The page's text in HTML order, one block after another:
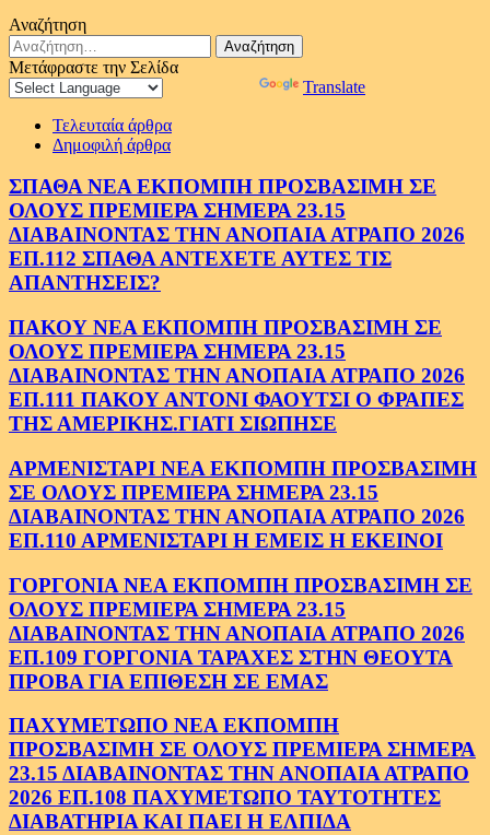
Αναζήτηση
Αναζήτηση
για:
Μετάφραστε την Σελίδα
Translate
Τελευταία άρθρα
Δημοφιλή άρθρα
ΣΠΑΘΑ ΝΕΑ ΕΚΠΟΜΠΗ ΠΡΟΣΒΑΣΙΜΗ ΣΕ
ΟΛΟΥΣ ΠΡΕΜΙΕΡΑ ΣΗΜΕΡΑ 23.15
ΔΙΑΒΑΙΝΟΝΤΑΣ ΤΗΝ ΑΝΟΠΑΙΑ ΑΤΡΑΠΟ 2026
ΕΠ.112 ΣΠΑΘΑ ΑΝΤΕΧΕΤΕ ΑΥΤΕΣ ΤΙΣ
ΑΠΑΝΤΗΣΕΙΣ?
ΠΑΚΟΥ ΝΕΑ ΕΚΠΟΜΠΗ ΠΡΟΣΒΑΣΙΜΗ ΣΕ
ΟΛΟΥΣ ΠΡΕΜΙΕΡΑ ΣΗΜΕΡΑ 23.15
ΔΙΑΒΑΙΝΟΝΤΑΣ ΤΗΝ ΑΝΟΠΑΙΑ ΑΤΡΑΠΟ 2026
ΕΠ.111 ΠΑΚΟΥ ΑΝΤΟΝΙ ΦΑΟΥΤΣΙ Ο ΦΡΑΠΕΣ
ΤΗΣ ΑΜΕΡΙΚΗΣ.ΓΙΑΤΙ ΣΙΩΠΗΣΕ
ΑΡΜΕΝΙΣΤΑΡΙ ΝΕΑ ΕΚΠΟΜΠΗ ΠΡΟΣΒΑΣΙΜΗ
ΣΕ ΟΛΟΥΣ ΠΡΕΜΙΕΡΑ ΣΗΜΕΡΑ 23.15
ΔΙΑΒΑΙΝΟΝΤΑΣ ΤΗΝ ΑΝΟΠΑΙΑ ΑΤΡΑΠΟ 2026
ΕΠ.110 ΑΡΜΕΝΙΣΤΑΡΙ Η ΕΜΕΙΣ Η ΕΚΕΙΝΟΙ
ΓΟΡΓΟΝΙΑ ΝΕΑ ΕΚΠΟΜΠΗ ΠΡΟΣΒΑΣΙΜΗ ΣΕ
ΟΛΟΥΣ ΠΡΕΜΙΕΡΑ ΣΗΜΕΡΑ 23.15
ΔΙΑΒΑΙΝΟΝΤΑΣ ΤΗΝ ΑΝΟΠΑΙΑ ΑΤΡΑΠΟ 2026
ΕΠ.109 ΓΟΡΓΟΝΙΑ ΤΑΡΑΧΕΣ ΣΤΗΝ ΘΕΟΥΤΑ
ΠΡΟΒΑ ΓΙΑ ΕΠΙΘΕΣΗ ΣΕ ΕΜΑΣ
ΠΑΧΥΜΕΤΩΠΟ ΝΕΑ ΕΚΠΟΜΠΗ
ΠΡΟΣΒΑΣΙΜΗ ΣΕ ΟΛΟΥΣ ΠΡΕΜΙΕΡΑ ΣΗΜΕΡΑ
23.15 ΔΙΑΒΑΙΝΟΝΤΑΣ ΤΗΝ ΑΝΟΠΑΙΑ ΑΤΡΑΠΟ
2026 ΕΠ.108 ΠΑΧΥΜΕΤΩΠΟ ΤΑΥΤΟΤΗΤΕΣ
ΔΙΑΒΑΤΗΡΙΑ ΚΑΙ ΠΑΕΙ Η ΕΛΠΙΔΑ